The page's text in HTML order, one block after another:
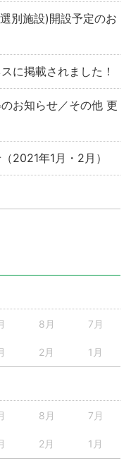
別施設)開設予定のお
に掲載されました！
お知らせ／その他 更
2021年1月・2月）
8月 7月
2月 1月
8月 7月
2月 1月